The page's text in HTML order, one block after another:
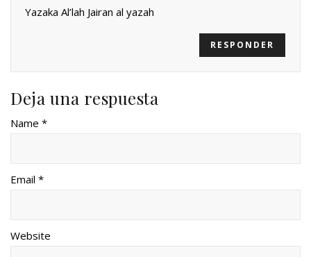
Yazaka Al’lah Jairan al yazah
RESPONDER
Deja una respuesta
Name *
Email *
Website